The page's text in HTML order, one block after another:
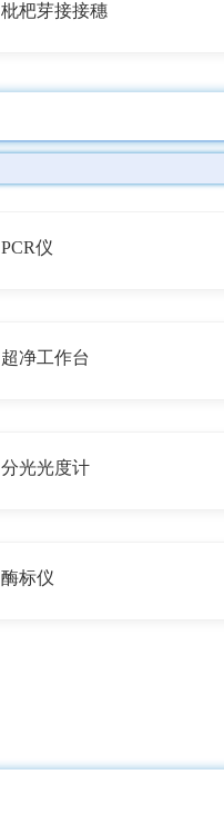
枇杷芽接接穗
PCR仪
超净工作台
分光光度计
酶标仪